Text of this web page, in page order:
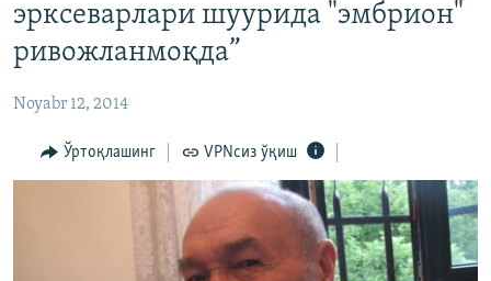
Қидиришга
ўтинг
На русском
ИЖТИМОИЙ ТАРМОҚЛАР
Озодлик бошқа тилларда
эрксеварлари шуурида "эмбрион"
ривожланмоқда”
Noyabr 12, 2014
Ўртоқлашинг VPNсиз ўқиш